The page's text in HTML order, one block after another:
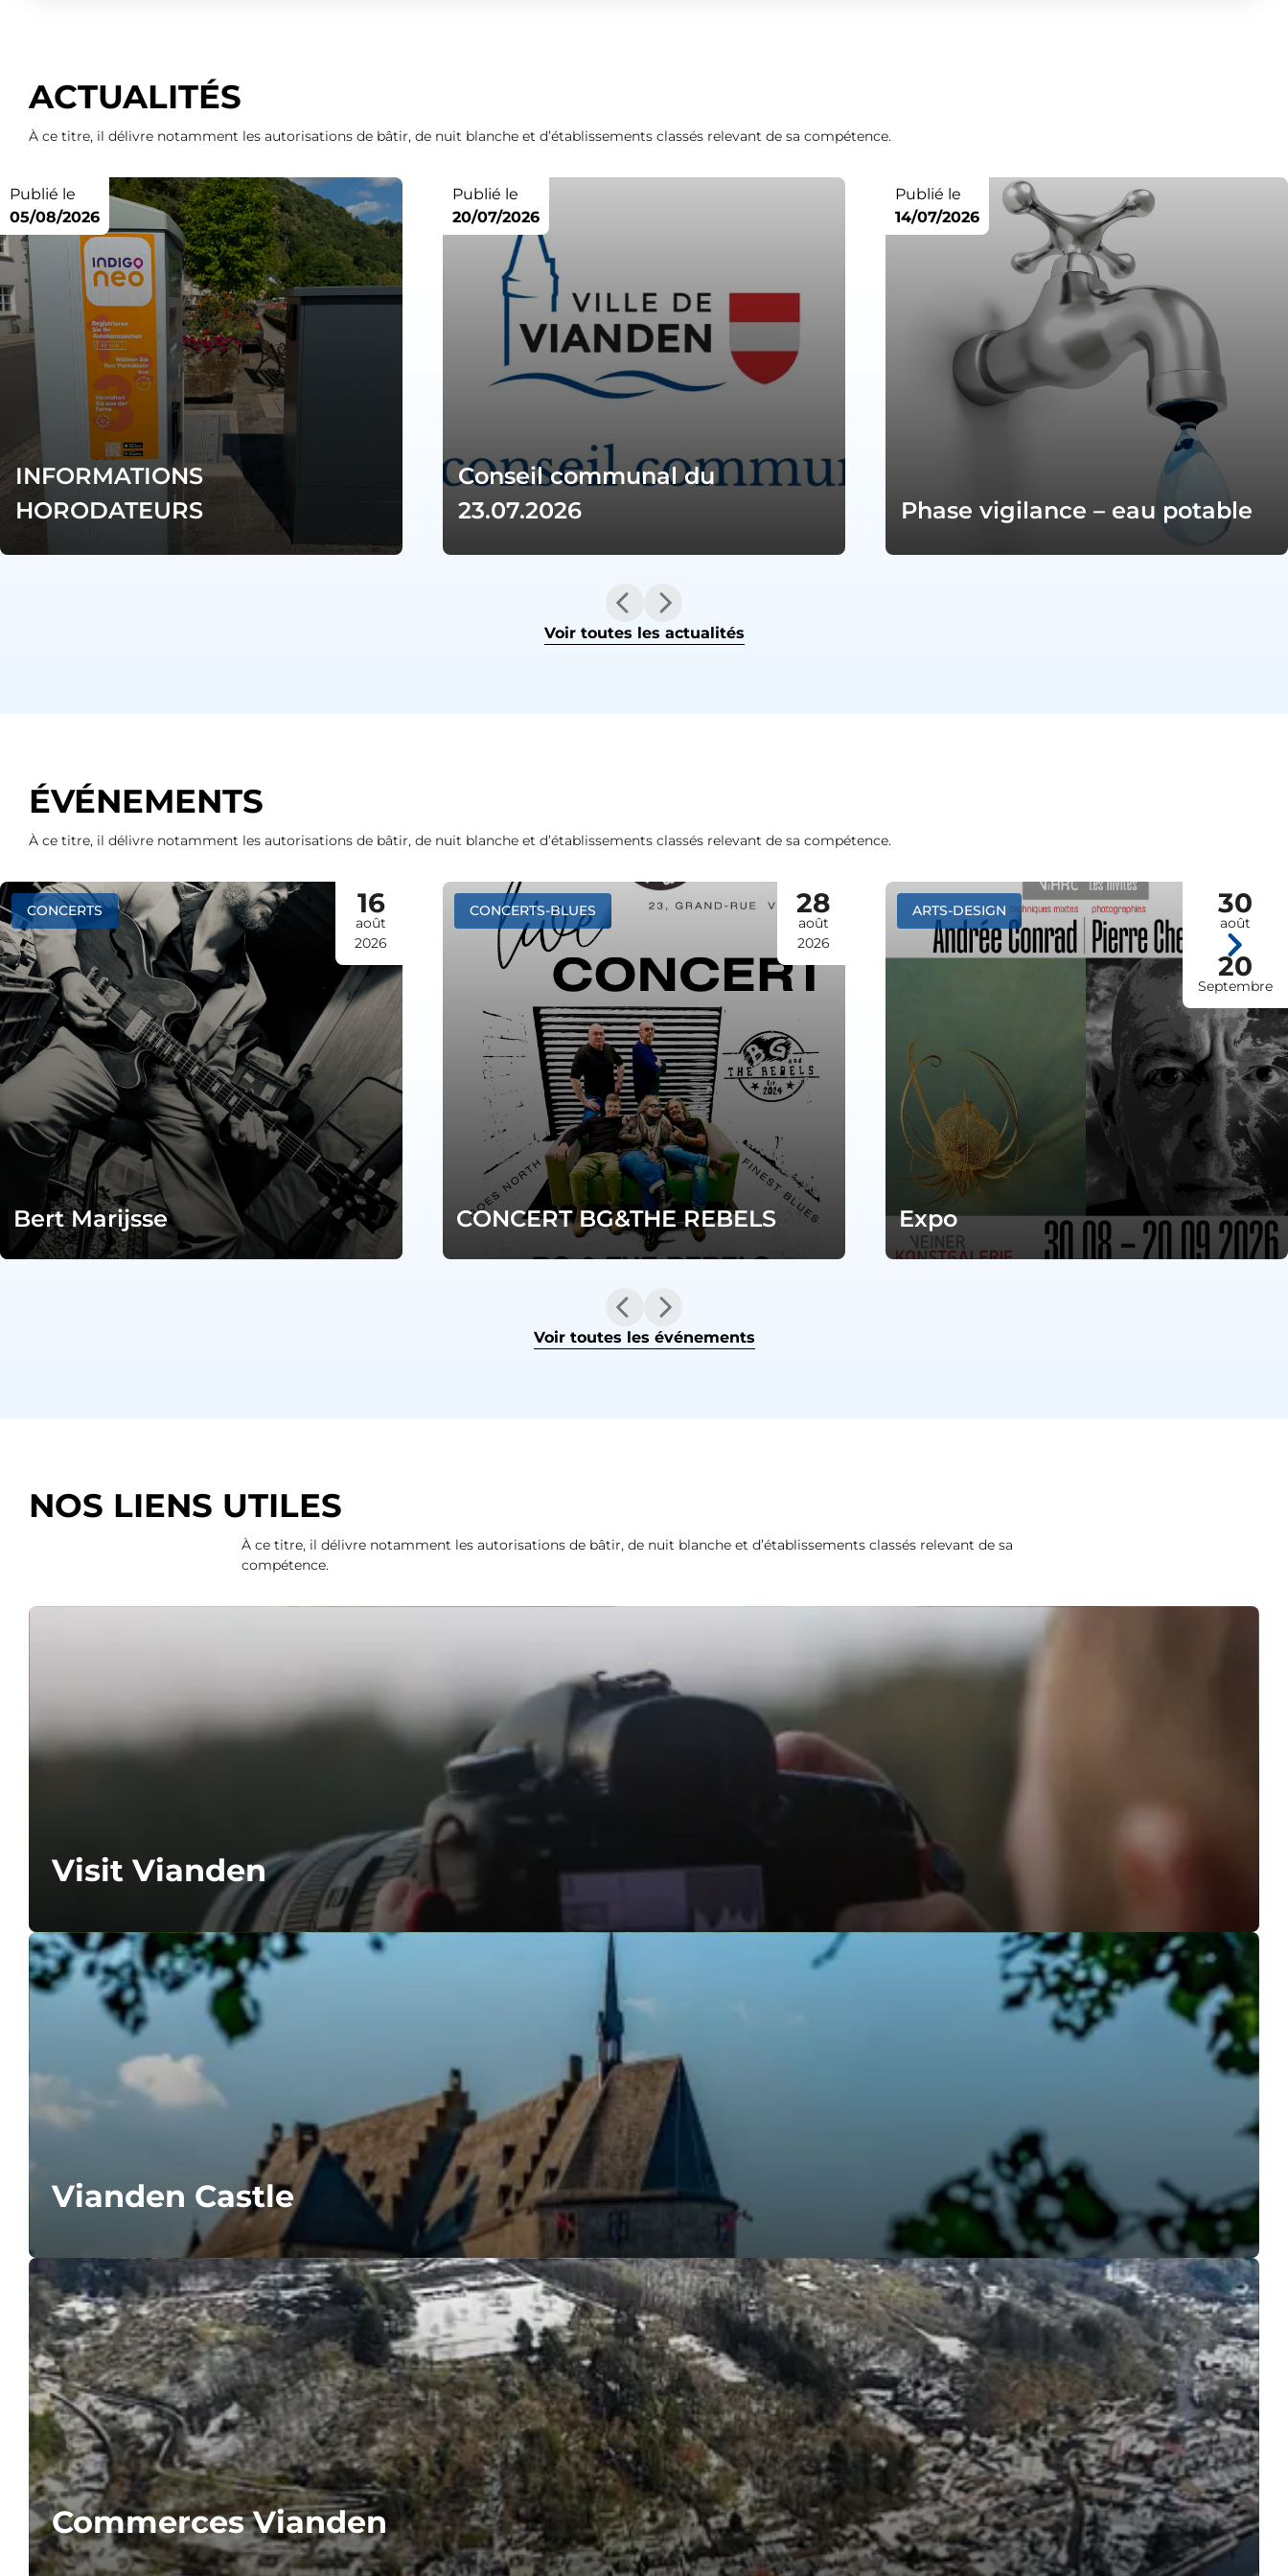
ACTUALITÉS
À ce titre, il délivre notamment les autorisations de bâtir, de nuit blanche et d’établissements classés relevant de sa compétence.
INFORMATIONS
HORODATEURS
Publié le
05/08/2026
Conseil communal du
23.07.2026
Publié le
20/07/2026
Phase vigilance – eau potable
Publié le
14/07/2026
Voir toutes les actualités
ÉVÉNEMENTS
À ce titre, il délivre notamment les autorisations de bâtir, de nuit blanche et d’établissements classés relevant de sa compétence.
Bert Marijsse
CONCERTS 16
août
2026
CONCERT BG&THE REBELS
CONCERTS-BLUES 28
août
2026
Expo
ARTS-DESIGN 30
août
20
Septembre
Voir toutes les événements
NOS LIENS UTILES
À ce titre, il délivre notamment les autorisations de bâtir, de nuit blanche et d’établissements classés relevant de sa
compétence.
Visit Vianden
Vianden Castle
Commerces Vianden